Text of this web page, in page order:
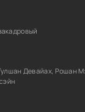
Девайах, Рошан